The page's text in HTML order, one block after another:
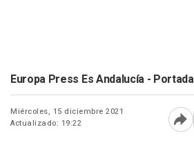
Europa Press Es Andalucía - Portada
Miércoles, 15 diciembre 2021
Actualizado: 19:22